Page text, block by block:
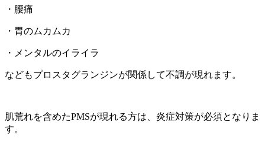
・腰痛
・胃のムカムカ
・メンタルのイライラ
などもプロスタグランジンが関係して不調が現れます。
肌荒れを含めたPMSが現れる方は、炎症対策が必須となりま
す。